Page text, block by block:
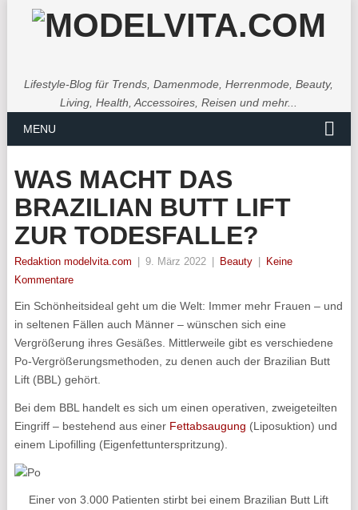
Lifestyle-Blog für Trends, Damenmode, Herrenmode, Beauty,
Living, Health, Accessoires, Reisen und mehr...
MENU
WAS MACHT DAS
BRAZILIAN BUTT LIFT
ZUR TODESFALLE?
Redaktion modelvita.com 9. März 2022 Beauty
Keine
Kommentare
Ein Schönheitsideal geht um die Welt: Immer mehr Frauen – und
in seltenen Fällen auch Männer – wünschen sich eine
Vergrößerung ihres Gesäßes. Mittlerweile gibt es verschiedene
Po-Vergrößerungsmethoden, zu denen auch der Brazilian Butt
Lift (BBL) gehört.
Bei dem BBL handelt es sich um einen operativen, zweigeteilten
Eingriff – bestehend aus einer Fettabsaugung (Liposuktion) und
einem Lipofilling (Eigenfettunterspritzung).
Einer von 3.000 Patienten stirbt bei einem Brazilian Butt Lift